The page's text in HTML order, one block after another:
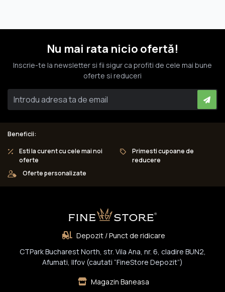
Nu mai rata nicio ofertă!
Inscrie-te la newsletter si fii sigur ca profiti de cele mai bune
oferte si reduceri
Beneficii:
Esti la curent cu cele mai noi
oferte
Primesti cupoane de
reducere
Oferte personalizate
Depozit / Punct de ridicare
CTPark Bucharest North, str. Vila Ana, nr. 6, cladire BUN2,
Afumati, Ilfov (cautati “FineStore Depozit”)
Magazin Baneasa